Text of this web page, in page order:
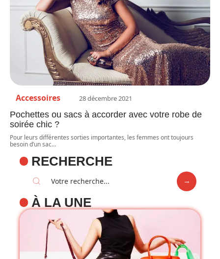
Accessoires 28 décembre 2021
Pochettes ou sacs à accorder avec votre robe de
soirée chic ?
Pour leurs différentes sorties importantes, les femmes ont toujours
besoin d’un sac…
RECHERCHE
À LA UNE